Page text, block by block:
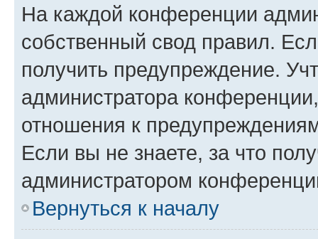
На каждой конференции
собственный свод правил.
получить предупреждение.
администратора
отношения к
Если вы не знаете, за что
администратором
Вернуться к началу